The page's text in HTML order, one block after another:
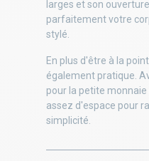
larges et son
parfaitement votre
stylé.
En plus d'être à la
également pratique.
pour la petite
assez d'espace pour
simplicité.